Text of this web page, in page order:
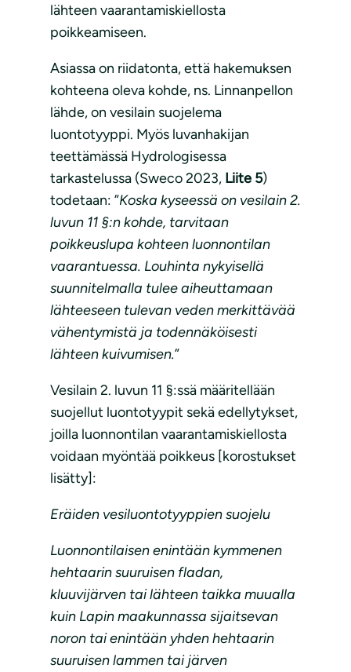
lähteen vaarantamiskiellosta
poikkeamiseen.
Asiassa on riidatonta, että hakemuksen
kohteena oleva kohde, ns. Linnanpellon
lähde, on vesilain suojelema
luontotyyppi. Myös luvanhakijan
teettämässä Hydrologisessa
tarkastelussa (Sweco 2023, Liite 5)
todetaan: ”Koska kyseessä on vesilain 2.
luvun 11 §:n kohde, tarvitaan
poikkeuslupa kohteen luonnontilan
vaarantuessa. Louhinta nykyisellä
suunnitelmalla tulee aiheuttamaan
lähteeseen tulevan veden merkittävää
vähentymistä ja todennäköisesti
lähteen kuivumisen.”
Vesilain 2. luvun 11 §:ssä määritellään
suojellut luontotyypit sekä edellytykset,
joilla luonnontilan vaarantamiskiellosta
voidaan myöntää poikkeus [korostukset
lisätty]:
Eräiden vesiluontotyyppien suojelu
Luonnontilaisen enintään kymmenen
hehtaarin suuruisen fladan,
kluuvijärven tai lähteen taikka muualla
kuin Lapin maakunnassa sijaitsevan
noron tai enintään yhden hehtaarin
suuruisen lammen tai järven